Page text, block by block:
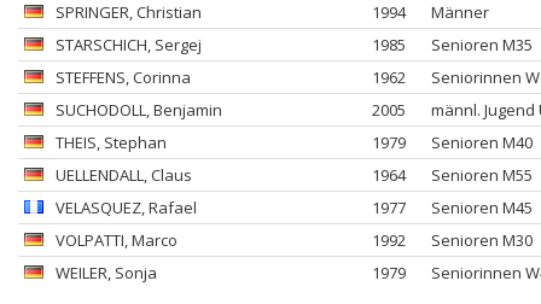
SPRINGER, Christian 1994
Männer
STARSCHICH, Sergej 1985
Senioren M35
STEFFENS, Corinna 1962
Seniorinnen
SUCHODOLL, Benjamin 2005
männl. Jugend
THEIS, Stephan 1979
Senioren M40
UELLENDALL, Claus 1964
Senioren M55
VELASQUEZ, Rafael 1977
Senioren M45
VOLPATTI, Marco 1992
Senioren M30
WEILER, Sonja 1979 Seniorinnen